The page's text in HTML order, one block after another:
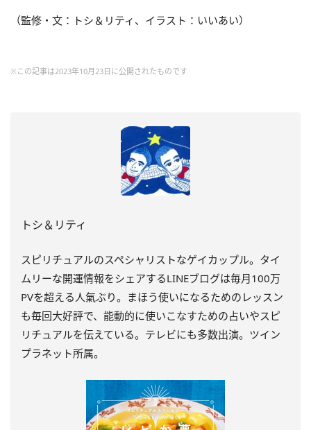
（監修・文：トシ＆リティ、イラスト：いいあい）
※この記事は2023年10月23日に公開されたものです
トシ＆リティ
スピリチュアルのスペシャリストなゲイカップル。タイ
ムリーな開運情報をシェアするLINEブログは毎月100万
PVを超える人氣ぶり。まほう使いになるためのレッスン
も毎回大好評で、能動的に使いこなすための占いやスピ
リチュアルを伝えている。テレビにも多数出演。ツイン
プラネット所属。